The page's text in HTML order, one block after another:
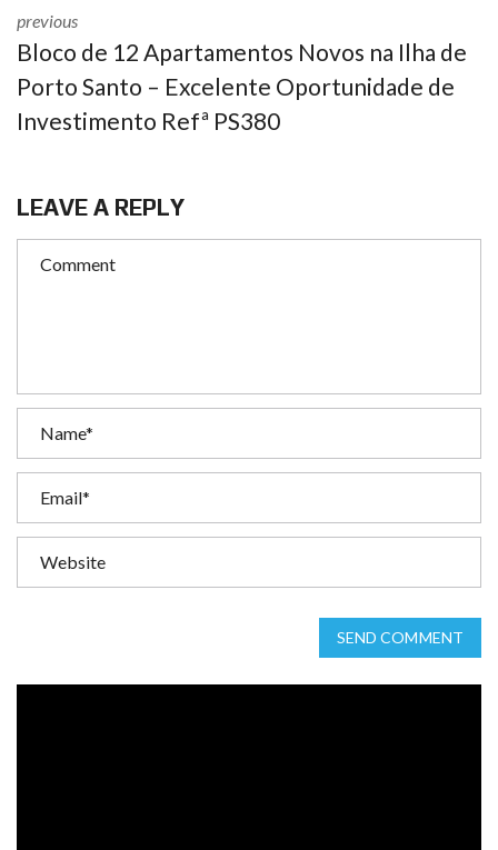
previous
Bloco de 12 Apartamentos Novos na Ilha de
Porto Santo – Excelente Oportunidade de
Investimento Refª PS380
LEAVE A REPLY
SEND COMMENT